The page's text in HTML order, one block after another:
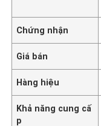
Chứng nhận
Giá bán
Hàng hiệu
Khả năng cung cấ
p